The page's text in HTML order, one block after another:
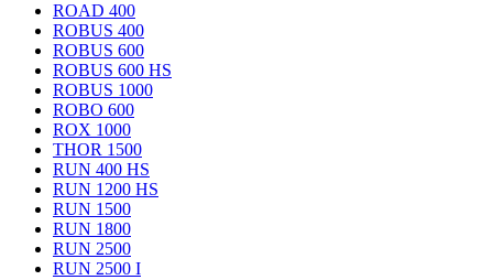
ROAD 400
ROBUS 400
ROBUS 600
ROBUS 600 HS
ROBUS 1000
ROBO 600
ROX 1000
THOR 1500
RUN 400 HS
RUN 1200 HS
RUN 1500
RUN 1800
RUN 2500
RUN 2500 I